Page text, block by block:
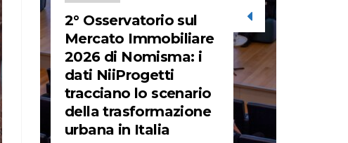
2° Osservatorio sul
Mercato Immobiliare
2026 di Nomisma: i
dati NiiProgetti
tracciano lo scenario
della trasformazione
urbana in Italia